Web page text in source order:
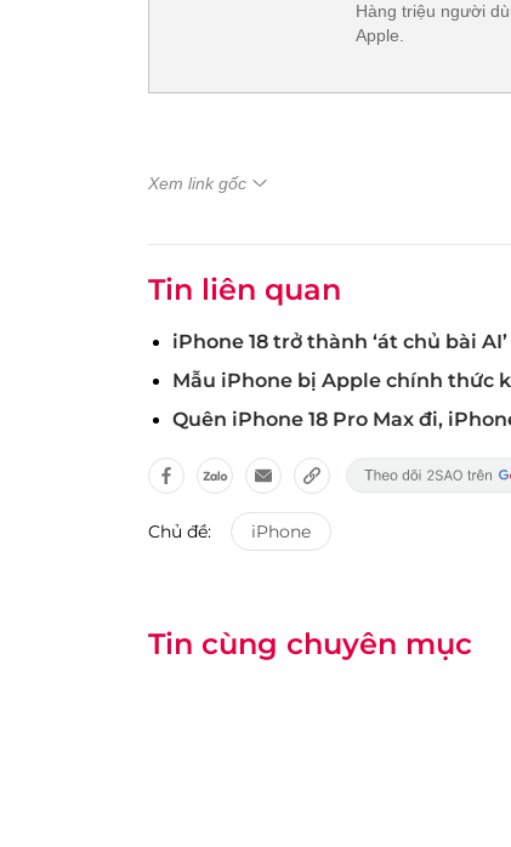
Hàng triệu người
Apple.
Xem link gốc
Tin liên quan
iPhone 18 trở thành ‘át chủ bài
Mẫu iPhone bị Apple chính thức
Quên iPhone 18 Pro Max đi,
Chủ đề: iPhone
Tin cùng chuyên mục